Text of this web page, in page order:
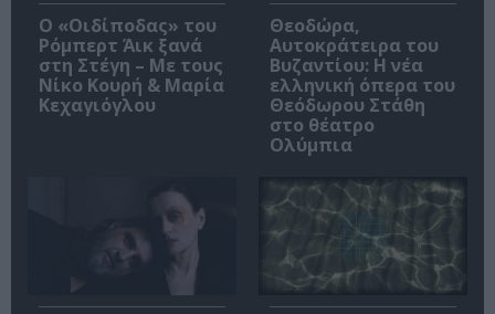
O «Οιδίποδας» του
Ρόμπερτ Άικ ξανά
στη Στέγη – Με τους
Νίκο Κουρή & Μαρία
Κεχαγιόγλου
Θεοδώρα,
Αυτοκράτειρα του
Βυζαντίου: Η νέα
ελληνική όπερα του
Θεόδωρου Στάθη
στο θέατρο
Ολύμπια